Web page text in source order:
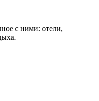
с ними: отели,